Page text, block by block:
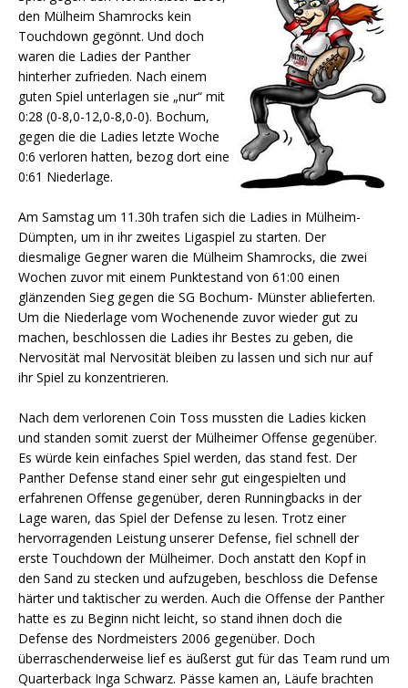
den Mülheim Shamrocks kein
Touchdown gegönnt. Und doch
waren die Ladies der Panther
hinterher zufrieden. Nach einem
guten Spiel unterlagen sie „nur“ mit
0:28 (0-8,0-12,0-8,0-0). Bochum,
gegen die die Ladies letzte Woche
0:6 verloren hatten, bezog dort eine
0:61 Niederlage.
Am Samstag um 11.30h trafen sich die Ladies in Mülheim-
Dümpten, um in ihr zweites Ligaspiel zu starten. Der
diesmalige Gegner waren die Mülheim Shamrocks, die zwei
Wochen zuvor mit einem Punktestand von 61:00 einen
glänzenden Sieg gegen die SG Bochum- Münster ablieferten.
Um die Niederlage vom Wochenende zuvor wieder gut zu
machen, beschlossen die Ladies ihr Bestes zu geben, die
Nervosität mal Nervosität bleiben zu lassen und sich nur auf
ihr Spiel zu konzentrieren.
Nach dem verlorenen Coin Toss mussten die Ladies kicken
und standen somit zuerst der Mülheimer Offense gegenüber.
Es würde kein einfaches Spiel werden, das stand fest. Der
Panther Defense stand einer sehr gut eingespielten und
erfahrenen Offense gegenüber, deren Runningbacks in der
Lage waren, das Spiel der Defense zu lesen. Trotz einer
hervorragenden Leistung unserer Defense, fiel schnell der
erste Touchdown der Mülheimer. Doch anstatt den Kopf in
den Sand zu stecken und aufzugeben, beschloss die Defense
härter und taktischer zu werden. Auch die Offense der Panther
hatte es zu Beginn nicht leicht, so stand ihnen doch die
Defense des Nordmeisters 2006 gegenüber. Doch
überraschenderweise lief es äußerst gut für das Team rund um
Quarterback Inga Schwarz. Pässe kamen an, Läufe brachten